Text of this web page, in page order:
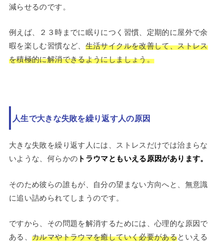
減らせるのです。
例えば、２３時までに眠りにつく習慣、定期的に屋外で余
暇を楽しむ習慣など、 生活サイクルを改善して、ストレス
を積極的に解消できるようにしましょう。
人生で大きな失敗を繰り返す人の原因
大きな失敗を繰り返す人には、ストレスだけでは治まらな
いような、何らかの トラウマともいえる原因があります。
そのため彼らの誰もが、自分の望まない方向へと、無意識
に追い詰められてしまうのです。
ですから、その問題を解消するためには、心理的な原因で
ある、カルマやトラウマを癒していく必要があるといえる